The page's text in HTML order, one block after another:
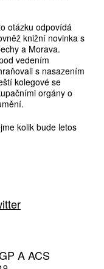
otázku odpovídá
knižní novinka s
a Morava.
vedením
s nasazením
kolegové se
orgány o
kolik bude letos
A ACS